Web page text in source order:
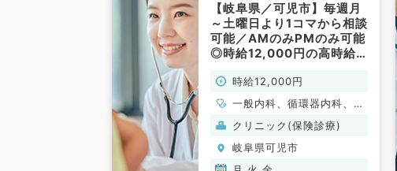
【岐阜県／可児市】毎週月
～土曜日より1コマから相談
可能／AMのみPMのみ可能
◎時給12,000円の高時給
科系／非常勤）
時給12,000円
一般内科、循環器内科、呼
吸器内科、消化器内科、内
分泌・代謝内科
クリニック(保険診療)
岐阜県可児市